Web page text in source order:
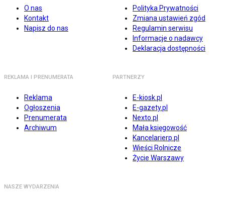
O nas
Kontakt
Napisz do nas
Polityka Prywatności
Zmiana ustawień zgód
Regulamin serwisu
Informacje o nadawcy
Deklaracja dostępności
REKLAMA I PRENUMERATA
Reklama
Ogłoszenia
Prenumerata
Archiwum
PARTNERZY
E-kiosk.pl
E-gazety.pl
Nexto.pl
Mała księgowość
Kancelarierp.pl
Wieści Rolnicze
Życie Warszawy
NASZE WYDARZENIA